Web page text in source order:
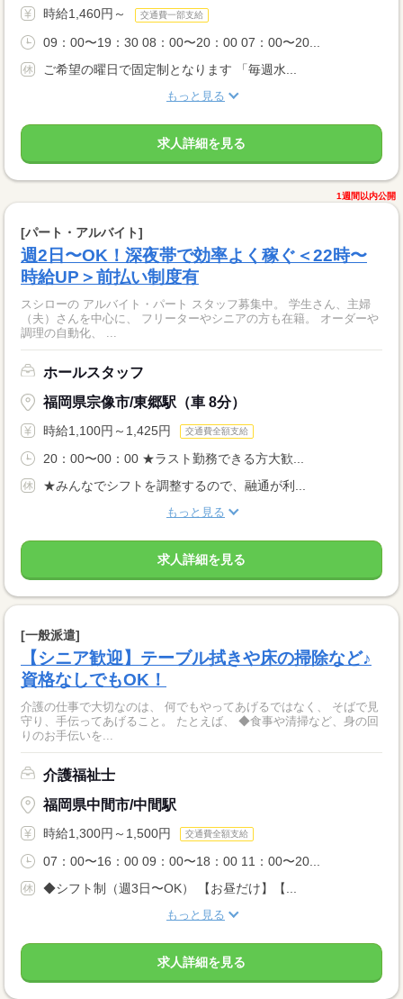
時給1,460円～ 交通費一部支給
09：00〜19：30 08：00〜20：00 07：00〜20...
ご希望の曜日で固定制となります 「毎週水...
もっと見る
求人詳細を見る
1週間以内公開
[パート・アルバイト]
週2日〜OK！深夜帯で効率よく稼ぐ＜22時〜
時給UP＞前払い制度有
スシローの アルバイト・パート スタッフ募集中。 学生さん、主婦
（夫）さんを中心に、 フリーターやシニアの方も在籍。 オーダーや
調理の自動化、 ...
ホールスタッフ
福岡県宗像市/東郷駅（車 8分）
時給1,100円～1,425円 交通費全額支給
20：00〜00：00 ★ラスト勤務できる方大歓...
★みんなでシフトを調整するので、融通が利...
もっと見る
求人詳細を見る
[一般派遣]
【シニア歓迎】テーブル拭きや床の掃除など♪
資格なしでもOK！
介護の仕事で大切なのは、 何でもやってあげるではなく、 そばで見
守り、手伝ってあげること。 たとえば、 ◆食事や清掃など、身の回
りのお手伝いを...
介護福祉士
福岡県中間市/中間駅
時給1,300円～1,500円 交通費全額支給
07：00〜16：00 09：00〜18：00 11：00〜20...
◆シフト制（週3日〜OK） 【お昼だけ】【...
もっと見る
求人詳細を見る